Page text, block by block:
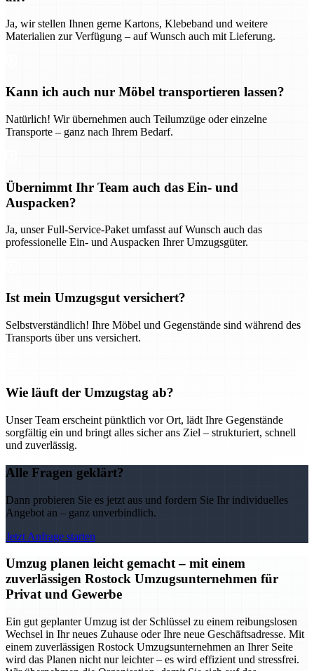
Ja, wir stellen Ihnen gerne Kartons, Klebeband und weitere
Materialien zur Verfügung – auf Wunsch auch mit Lieferung.
Kann ich auch nur Möbel transportieren lassen?
Natürlich! Wir übernehmen auch Teilumzüge oder einzelne
Transporte – ganz nach Ihrem Bedarf.
Übernimmt Ihr Team auch das Ein- und
Auspacken?
Ja, unser Full-Service-Paket umfasst auf Wunsch auch das
professionelle Ein- und Auspacken Ihrer Umzugsgüter.
Ist mein Umzugsgut versichert?
Selbstverständlich! Ihre Möbel und Gegenstände sind während des
Transports über uns versichert.
Wie läuft der Umzugstag ab?
Unser Team erscheint pünktlich vor Ort, lädt Ihre Gegenstände
sorgfältig ein und bringt alles sicher ans Ziel – strukturiert, schnell
und zuverlässig.
Alle Fragen geklärt?
Dann probieren Sie es jetzt aus und fordern Sie Ihr individuelles
Angebot an – ganz unverbindlich.
Jetzt Anfrage starten
Umzug planen leicht gemacht – mit einem
zuverlässigen Rostock Umzugsunternehmen für
Privat und Gewerbe
Ein gut geplanter Umzug ist der Schlüssel zu einem reibungslosen
Wechsel in Ihr neues Zuhause oder Ihre neue Geschäftsadresse. Mit
einem zuverlässigen Rostock Umzugsunternehmen an Ihrer Seite
wird das Planen nicht nur leichter – es wird effizient und stressfrei.